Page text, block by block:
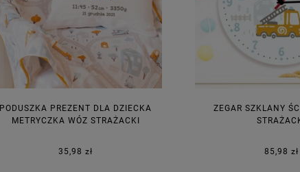
PODUSZKA PREZENT DLA DZIECKA
METRYCZKA WÓZ STRAŻACKI
35,98 zł
ZEGAR SZKLANY
85,98 zł